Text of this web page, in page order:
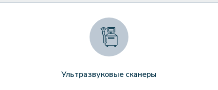
Ультразвуковые сканеры